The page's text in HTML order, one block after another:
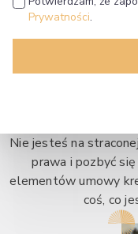
Prywatności.
Nie jesteś na
prawa i pozbyć
elementów umowy
coś, co